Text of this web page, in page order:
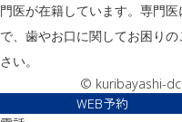
門医が在籍しています。専門
で、歯やお口に関してお困り
さい。
© kuribayashi-
WEB予約